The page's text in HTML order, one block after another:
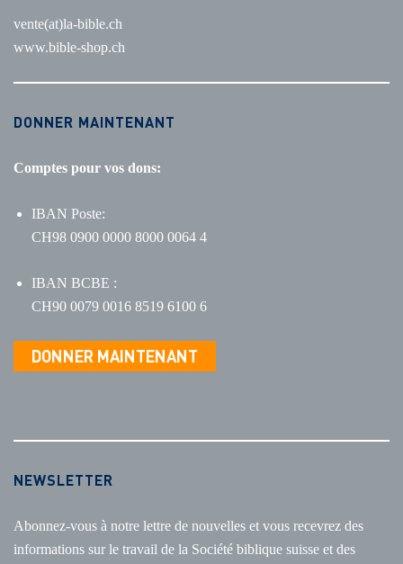
vente(at)la-bible.ch
www.bible-shop.ch
DONNER MAINTENANT
Comptes pour vos dons:
IBAN Poste:
CH98 0900 0000 8000 0064 4
IBAN BCBE :
CH90 0079 0016 8519 6100 6
DONNER MAINTENANT
NEWSLETTER
Abonnez-vous à notre lettre de nouvelles et vous recevrez des
informations sur le travail de la Société biblique suisse et des